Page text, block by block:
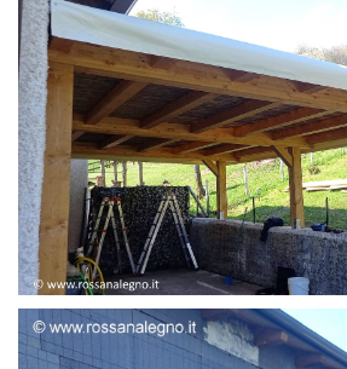
STRUTTURA ADDOSSATA LAMELLARE